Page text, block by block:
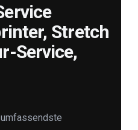
Stretch
Service,